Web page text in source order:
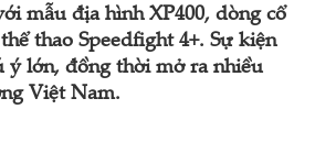
mẫu địa hình XP400, dòng cổ
thao Speedfight 4+. Sự kiện
ý lớn, đồng thời mở ra nhiều
Việt Nam.